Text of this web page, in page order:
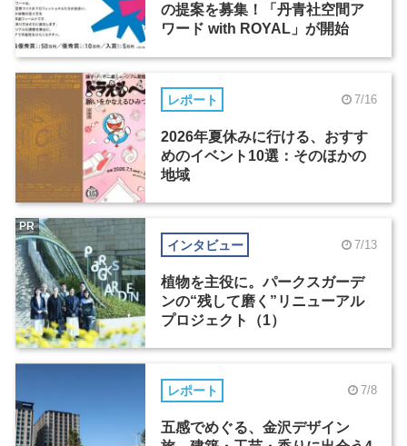
の提案を募集！「丹青社空間ア
ワード with ROYAL」が開始
レポート 7/16
2026年夏休みに行ける、おすす
めのイベント10選：そのほかの
地域
インタビュー 7/13
植物を主役に。パークスガーデ
ンの“残して磨く”リニューアル
プロジェクト（1）
PR
レポート 7/8
五感でめぐる、金沢デザイン